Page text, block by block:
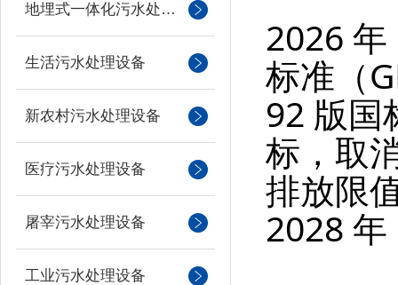
地埋式一体化污水处理设备
生活污水处理设备
新农村污水处理设备
医疗污水处理设备
屠宰污水处理设备
工业污水处理设备
2026
标准（
92 版国
标，取
排放限
2028